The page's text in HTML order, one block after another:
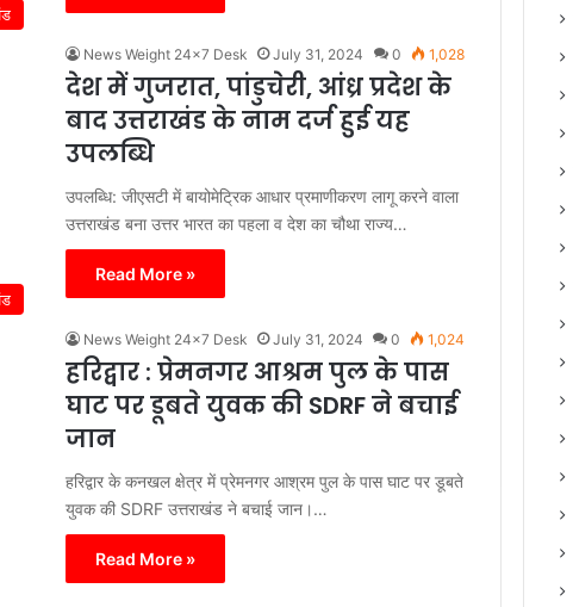
News Weight 24x7 Desk July 31, 2024 0 1,028
देश में गुजरात, पांडुचेरी, आंध्र प्रदेश के
बाद उत्तराखंड के नाम दर्ज हुई यह
उपलब्धि
उपलब्धि: जीएसटी में बायोमेट्रिक आधार प्रमाणीकरण लागू करने वाला
उत्तराखंड बना उत्तर भारत का पहला व देश का चौथा राज्य…
Read More »
News Weight 24x7 Desk July 31, 2024 0 1,024
हरिद्वार : प्रेमनगर आश्रम पुल के पास
घाट पर डूबते युवक की SDRF ने बचाई
जान
हरिद्वार के कनखल क्षेत्र में प्रेमनगर आश्रम पुल के पास घाट पर डूबते
युवक की SDRF उत्तराखंड ने बचाई जान।…
Read More »